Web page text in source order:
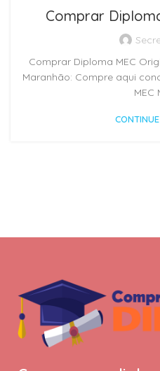
Comprar
Comprar Diploma MEC
Maranhão: Compre aqui
MEC